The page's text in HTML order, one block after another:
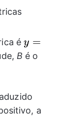
éy=A
\sin
y =
B é o
a